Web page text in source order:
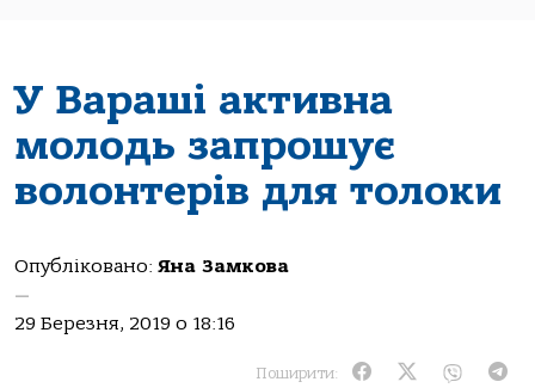
У Вараші активна
молодь запрошує
волонтерів для толоки
Опубліковано: Яна Замкова
—
29 Березня, 2019 о 18:16
Поширити: